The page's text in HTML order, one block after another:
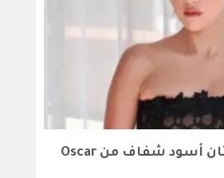
سيلينا غوميز بفستان أسود شفاف من Oscar